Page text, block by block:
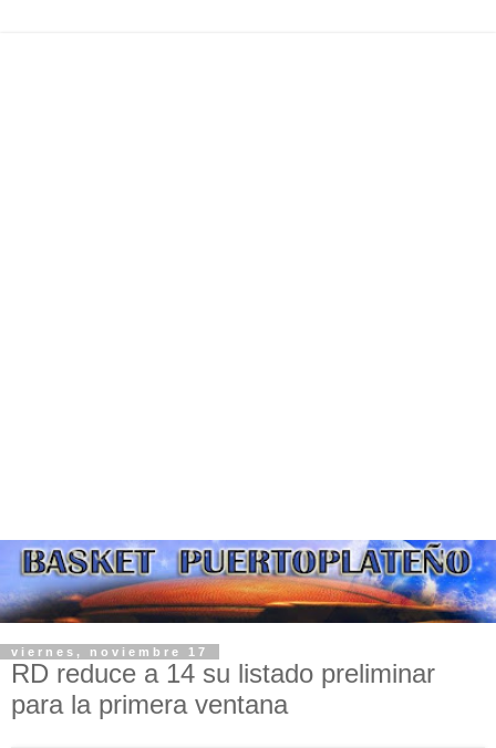
viernes, noviembre 17
RD reduce a 14 su listado preliminar
para la primera ventana